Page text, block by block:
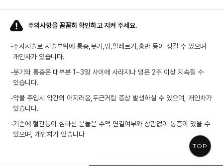
TOP
주의사항을 꼼꼼히 확인하고 지켜 주세요.
-주사시술로 시술부위에 통증,붓기,멍,알레르기,홍반 등이 생길 수 있으며
개인차가 있습니다.
-붓기와 통증은 대부분 1~3일 사이에 사라지나 멍은 2주 이상 지속될 수
있습니다.
-약물 주입시 약간의 어지러움,두근거림 증상 발생하실 수 있으며, 개인차가
있습니다.
-기존에 혈관통이 심하신 분들은 수액 연결여부와 상관없이 통증이 있을 수
있으며, 개인차가 있습니다